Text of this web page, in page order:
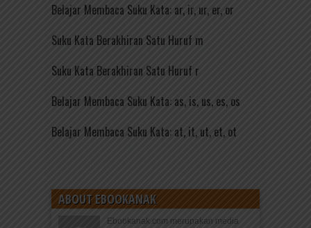
Belajar Membaca Suku Kata: ar, ir, ur, er, or
Suku Kata Berakhiran Satu Huruf m
Suku Kata Berakhiran Satu Huruf r
Belajar Membaca Suku Kata: as, is, us, es, os
Belajar Membaca Suku Kata: at, it, ut, et, ot
ABOUT EBOOKANAK
Ebookanak.com merupakan media